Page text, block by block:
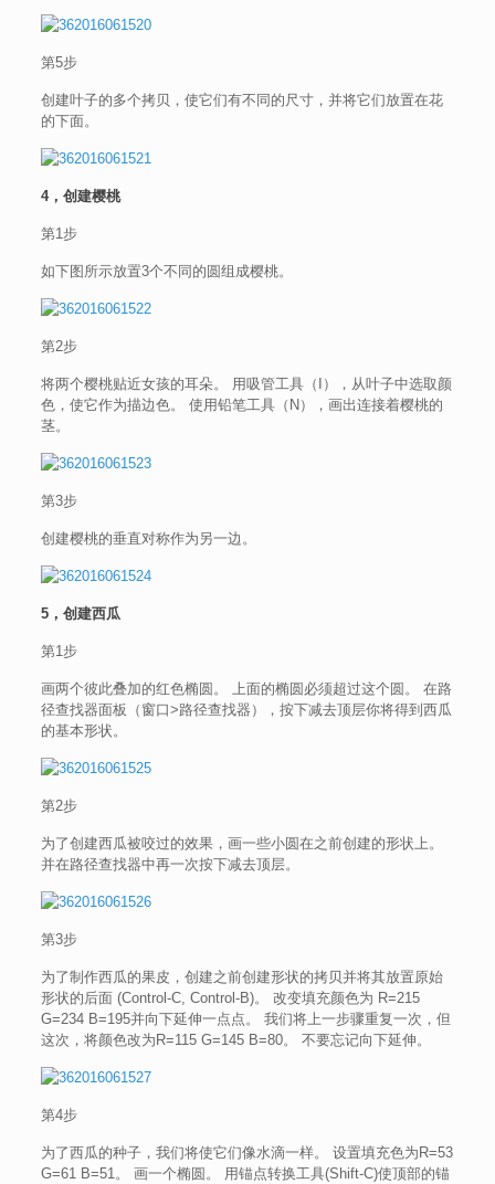
第5步
创建叶子的多个拷贝，使它们有不同的尺寸，并将它们放置在花
的下面。
4，创建樱桃
第1步
如下图所示放置3个不同的圆组成樱桃。
第2步
将两个樱桃贴近女孩的耳朵。 用吸管工具（I），从叶子中选取颜
色，使它作为描边色。 使用铅笔工具（N），画出连接着樱桃的
茎。
第3步
创建樱桃的垂直对称作为另一边。
5，创建西瓜
第1步
画两个彼此叠加的红色椭圆。 上面的椭圆必须超过这个圆。 在路
径查找器面板（窗口>路径查找器），按下减去顶层你将得到西瓜
的基本形状。
第2步
为了创建西瓜被咬过的效果，画一些小圆在之前创建的形状上。
并在路径查找器中再一次按下减去顶层。
第3步
为了制作西瓜的果皮，创建之前创建形状的拷贝并将其放置原始
形状的后面 (Control-C, Control-B)。 改变填充颜色为 R=215
G=234 B=195并向下延伸一点点。 我们将上一步骤重复一次，但
这次，将颜色改为R=115 G=145 B=80。 不要忘记向下延伸。
第4步
为了西瓜的种子，我们将使它们像水滴一样。 设置填充色为R=53
G=61 B=51。 画一个椭圆。 用锚点转换工具(Shift-C)使顶部的锚